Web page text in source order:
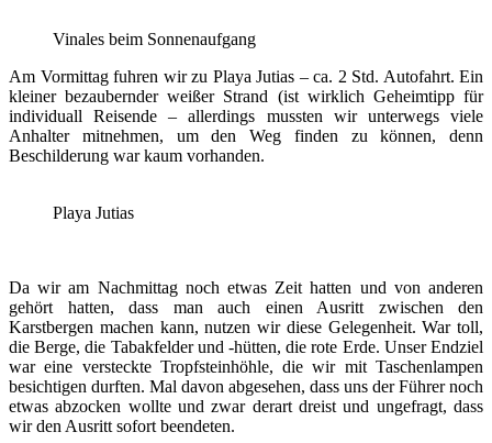
Vinales beim Sonnenaufgang
Am Vormittag fuhren wir zu Playa Jutias – ca. 2 Std. Autofahrt. Ein
kleiner bezaubernder weißer Strand (ist wirklich Geheimtipp für
individuall Reisende – allerdings mussten wir unterwegs viele
Anhalter mitnehmen, um den Weg finden zu können, denn
Beschilderung war kaum vorhanden.
Playa Jutias
Da wir am Nachmittag noch etwas Zeit hatten und von anderen
gehört hatten, dass man auch einen Ausritt zwischen den
Karstbergen machen kann, nutzen wir diese Gelegenheit. War toll,
die Berge, die Tabakfelder und -hütten, die rote Erde. Unser Endziel
war eine versteckte Tropfsteinhöhle, die wir mit Taschenlampen
besichtigen durften. Mal davon abgesehen, dass uns der Führer noch
etwas abzocken wollte und zwar derart dreist und ungefragt, dass
wir den Ausritt sofort beendeten.